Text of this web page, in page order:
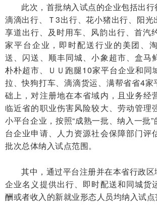
此次，首批纳入试点的企业包括出行
滴滴出行、Ｔ3出行、花小猪出行、阳光
享道出行、及时用车、风韵出行、首汽
家平台企业，即时配送行业的美团、
送、闪送、顺丰同城、小象超市、盒马
朴朴超市、ＵＵ跑腿10家平台企业和同
拉、快狗打车、滴滴货运、满帮省省4家
础上，对注册地在本省域内，且业务经
临近省的职业伤害风险较大、劳动管理
小平台企业，按照“成熟一批、纳入一批
台企业申请、人力资源社会保障部门评
批次总体纳入试点范围。
其中，通过平台注册并在本省行政
企业名义提供出行、即时配送和同城货
酬或者收入的新就业形态人员均纳入试点